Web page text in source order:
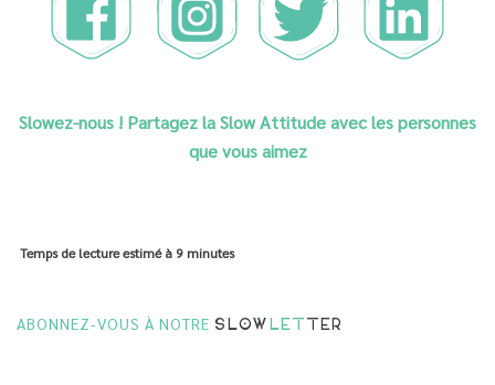
Slowez-nous ! Partagez la Slow Attitude avec les personnes
que vous aimez
Temps de lecture estimé à 9 minutes
ABONNEZ-VOUS À NOTRE SLOW LET TER